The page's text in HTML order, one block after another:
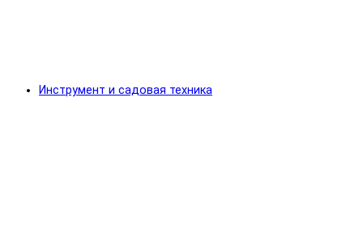
Инструмент и садовая техника